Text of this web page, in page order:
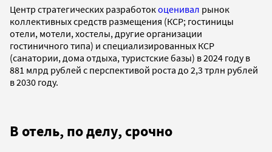
Центр стратегических разработокоценивал рынок
коллективных средств размещения (КСР; гостиницы
отели, мотели, хостелы, другие организации
гостиничного типа) и специализированных КСР
(санатории, дома отдыха, туристские базы) в 2024 году в
881 млрд рублей с перспективой роста до 2,3 трлн рублей
в 2030 году.
В отель, по делу, срочно